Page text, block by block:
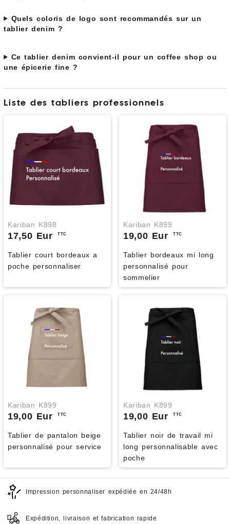
Quels coloris de logo sont recommandés sur un
tablier denim ?
Ce tablier denim convient-il pour un coffee shop ou
une épicerie fine ?
Liste des tabliers professionnels
Kariban K898
17,50 Eur TTC
Tablier court bordeaux a
poche personnaliser
Kariban K899
19,00 Eur TTC
Tablier bordeaux mi long
personnalisé pour
sommelier
Kariban K899
19,00 Eur TTC
Tablier de pantalon beige
personnalisé pour service
Kariban K899
19,00 Eur TTC
Tablier noir de travail mi
long personnalisable avec
poche
Impression personnaliser expédiée en 24/48h
Expédition, livraison et fabrication rapide